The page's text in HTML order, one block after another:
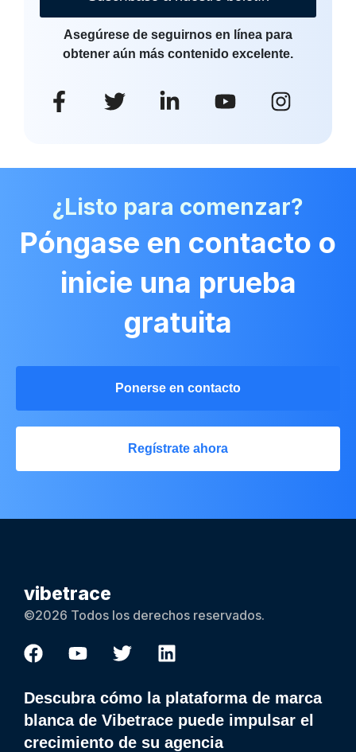
Asegúrese de seguirnos en línea para
obtener aún más contenido excelente.
¿Listo para comenzar?
Póngase en contacto o
inicie una prueba
gratuita
Ponerse en contacto
Regístrate ahora
vibetrace
©2026 Todos los derechos reservados.
Descubra cómo la plataforma de marca
blanca de Vibetrace puede impulsar el
crecimiento de su agencia